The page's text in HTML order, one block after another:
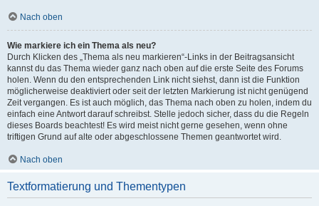
Nach oben
Wie markiere ich ein Thema als neu?
Durch Klicken des „Thema als neu markieren“-Links in der Beitragsansicht
kannst du das Thema wieder ganz nach oben auf die erste Seite des Forums
holen. Wenn du den entsprechenden Link nicht siehst, dann ist die Funktion
möglicherweise deaktiviert oder seit der letzten Markierung ist nicht genügend
Zeit vergangen. Es ist auch möglich, das Thema nach oben zu holen, indem du
einfach eine Antwort darauf schreibst. Stelle jedoch sicher, dass du die Regeln
dieses Boards beachtest! Es wird meist nicht gerne gesehen, wenn ohne
triftigen Grund auf alte oder abgeschlossene Themen geantwortet wird.
Nach oben
Textformatierung und Thementypen